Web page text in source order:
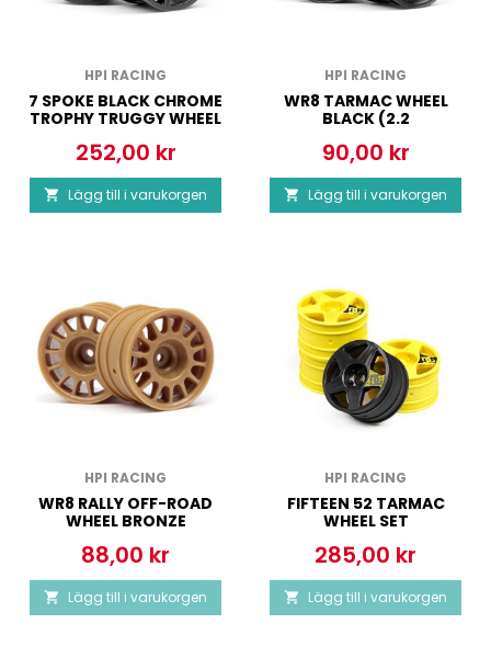
HPI RACING
7 SPOKE BLACK CHROME
TROPHY TRUGGY WHEEL
Pris
252,00 kr
 Lägg till i varukorgen
HPI RACING
WR8 TARMAC WHEEL
BLACK (2.2
Pris
90,00 kr
 Lägg till i varukorgen
HPI RACING
WR8 RALLY OFF-ROAD
WHEEL BRONZE
Pris
88,00 kr
 Lägg till i varukorgen
HPI RACING
FIFTEEN 52 TARMAC
WHEEL SET
Pris
285,00 kr
 Lägg till i varukorgen